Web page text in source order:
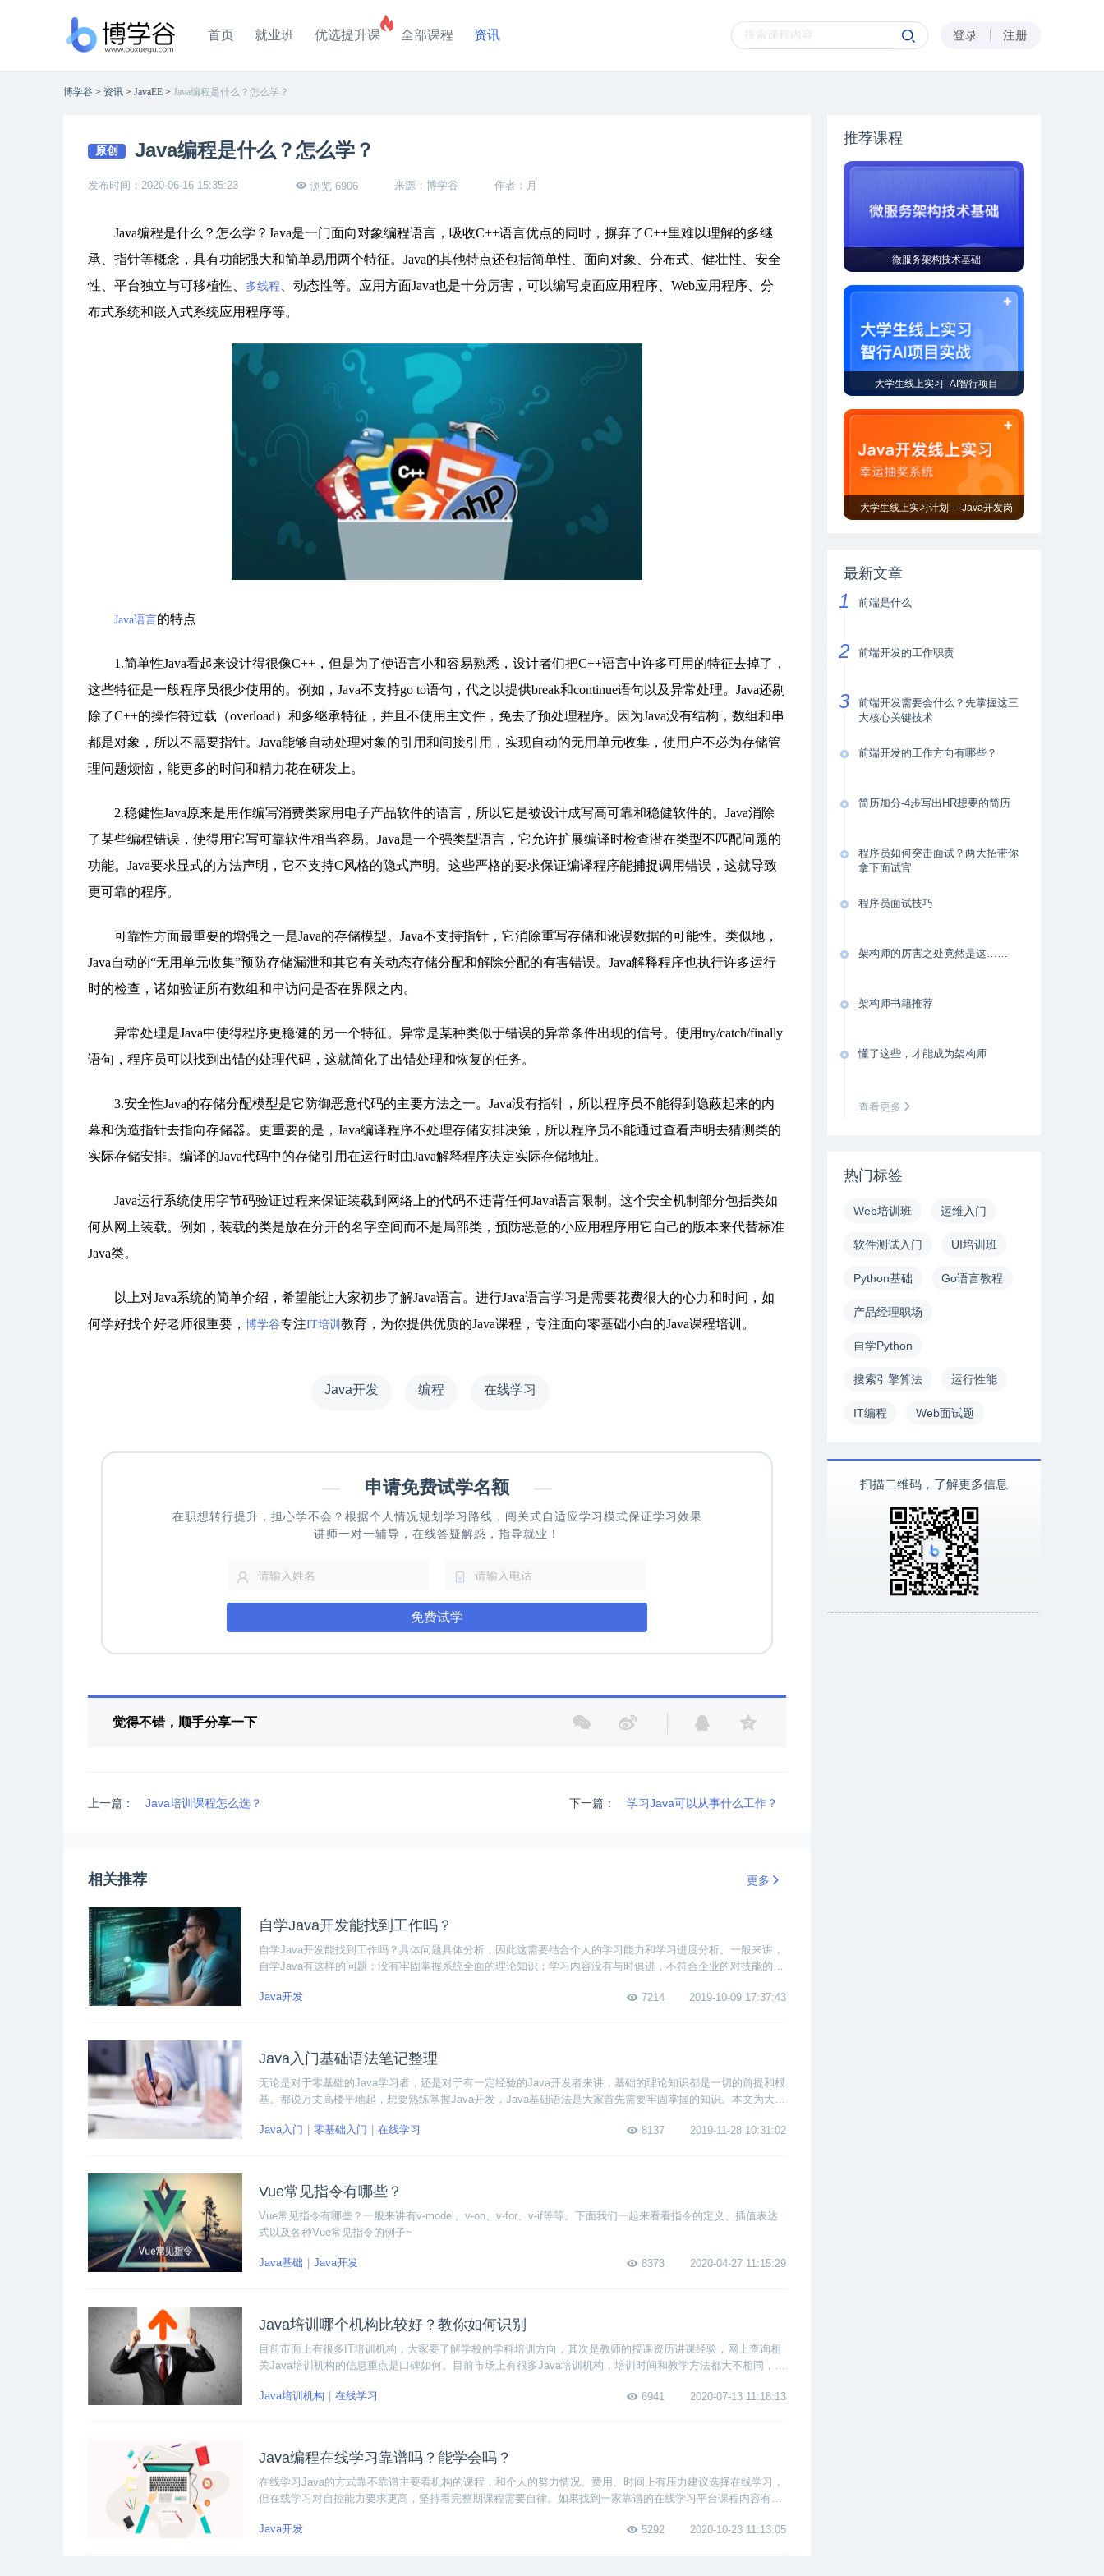
首页 就业班 优选提升课 全部课程 资讯 登录 注册
博学谷 > 资讯 > JavaEE > Java编程是什么？怎么学？
原创 Java编程是什么？怎么学？
发布时间：2020-06-16 15:35:23 浏览 6906 来源：博学谷 作者：月
Java编程是什么？怎么学？Java是一门面向对象编程语言，吸收C++语言优点的同时，摒弃了C++里难以理解的多继
承、指针等概念，具有功能强大和简单易用两个特征。Java的其他特点还包括简单性、面向对象、分布式、健壮性、安全
性、平台独立与可移植性、
多线程
、动态性等。应用方面Java也是十分厉害，可以编写桌面应用程序、Web应用程序、分
布式系统和嵌入式系统应用程序等。
Java语言的特点
1.简单性Java看起来设计得很像C++，但是为了使语言小和容易熟悉，设计者们把C++语言中许多可用的特征去掉了，
这些特征是一般程序员很少使用的。例如，Java不支持go to语句，代之以提供break和continue语句以及异常处理。Java还剔
除了C++的操作符过载（overload）和多继承特征，并且不使用主文件，免去了预处理程序。因为Java没有结构，数组和串
都是对象，所以不需要指针。Java能够自动处理对象的引用和间接引用，实现自动的无用单元收集，使用户不必为存储管
理问题烦恼，能更多的时间和精力花在研发上。
2.稳健性Java原来是用作编写消费类家用电子产品软件的语言，所以它是被设计成写高可靠和稳健软件的。Java消除
了某些编程错误，使得用它写可靠软件相当容易。Java是一个强类型语言，它允许扩展编译时检查潜在类型不匹配问题的
功能。Java要求显式的方法声明，它不支持C风格的隐式声明。这些严格的要求保证编译程序能捕捉调用错误，这就导致
更可靠的程序。
可靠性方面最重要的增强之一是Java的存储模型。Java不支持指针，它消除重写存储和讹误数据的可能性。类似地，
Java自动的“无用单元收集”预防存储漏泄和其它有关动态存储分配和解除分配的有害错误。Java解释程序也执行许多运行
时的检查，诸如验证所有数组和串访问是否在界限之内。
异常处理是Java中使得程序更稳健的另一个特征。异常是某种类似于错误的异常条件出现的信号。使用try/catch/finally
语句，程序员可以找到出错的处理代码，这就简化了出错处理和恢复的任务。
3.安全性Java的存储分配模型是它防御恶意代码的主要方法之一。Java没有指针，所以程序员不能得到隐蔽起来的内
幕和伪造指针去指向存储器。更重要的是，Java编译程序不处理存储安排决策，所以程序员不能通过查看声明去猜测类的
实际存储安排。编译的Java代码中的存储引用在运行时由Java解释程序决定实际存储地址。
Java运行系统使用字节码验证过程来保证装载到网络上的代码不违背任何Java语言限制。这个安全机制部分包括类如
何从网上装载。例如，装载的类是放在分开的名字空间而不是局部类，预防恶意的小应用程序用它自己的版本来代替标准
Java类。
以上对Java系统的简单介绍，希望能让大家初步了解Java语言。进行Java语言学习是需要花费很大的心力和时间，如
何学好找个好老师很重要， 博学谷专注IT培训 教育，为你提供优质的Java课程，专注面向零基础小白的Java课程培训。
Java开发 编程 在线学习
— 申请免费试学名额 —
在职想转行提升，担心学不会？根据个人情况规划学习路线，闯关式自适应学习模式保证学习效果
讲师一对一辅导，在线答疑解惑，指导就业！
免费试学
觉得不错，顺手分享一下
上一篇： Java培训课程怎么选？ 下一篇： 学习Java可以从事什么工作？
相关推荐 更多
自学Java开发能找到工作吗？
自学Java开发能找到工作吗？具体问题具体分析，因此这需要结合个人的学习能力和学习进度分析。一般来讲，
自学Java有这样的问题：没有牢固掌握系统全面的理论知识；学习内容没有与时俱进，不符合企业的对技能的需
来讲讲如何解决这些自学的问题。
7214 2019-10-09 17:37:43
Java开发
Java入门基础语法笔记整理
无论是对于零基础的Java学习者，还是对于有一定经验的Java开发者来讲，基础的理论知识都是一切的前提和根
基。都说万丈高楼平地起，想要熟练掌握Java开发，Java基础语法是大家首先需要牢固掌握的知识。本文为大家
8137
2019-11-28 10:31:02
Java入门 零基础入门 在线学习
Vue常见指令有哪些？
Vue常见指令有哪些？一般来讲有v-model、v-on、v-for、v-if等等。下面我们一起来看看指令的定义、插值表达
式以及各种Vue常见指令的例子~
8373 2020-04-27 11:15:29
Java基础 Java开发
Java培训哪个机构比较好？教你如何识别
目前市面上有很多IT培训机构，大家要了解学校的学科培训方向，其次是教师的授课资历讲课经验，网上查询相
关Java培训机构的信息重点是口碑如何。目前市场上有很多Java培训机构，培训时间和教学方法都大不相同，让
6941
2020-07-13 11:18:13
Java培训机构 在线学习
Java编程在线学习靠谱吗？能学会吗？
在线学习Java的方式靠不靠谱主要看机构的课程，和个人的努力情况。费用、时间上有压力建议选择在线学习，
但在线学习对自控能力要求更高，坚持看完整期课程需要自律。如果找到一家靠谱的在线学习平台课程内容有保
5292
2020-10-23 11:13:05
Java开发
推荐课程
微服务架构技术基础
大学生线上实习- AI智行项目
大学生线上实习计划----Java开发岗
最新文章
前端是什么
前端开发的工作职责
前端开发需要会什么？先掌握这三
大核心关键技术
前端开发的工作方向有哪些？
简历加分-4步写出HR想要的简历
程序员如何突击面试？两大招带你
拿下面试官
程序员面试技巧
架构师的厉害之处竟然是这……
架构师书籍推荐
懂了这些，才能成为架构师
查看更多
热门标签
Web培训班 运维入门
软件测试入门 UI培训班
Python基础 Go语言教程
产品经理职场
自学Python
搜索引擎算法 运行性能
IT编程 Web面试题
扫描二维码，了解更多信息